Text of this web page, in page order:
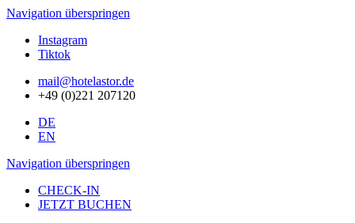
Navigation überspringen
Instagram
Tiktok
mail@hotelastor.de
+49 (0)221 207120
DE
EN
Navigation überspringen
CHECK-IN
JETZT BUCHEN